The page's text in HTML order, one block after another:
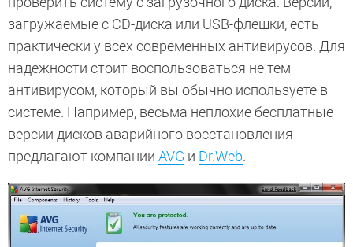
загружаемые с CD-диска или USB-флешки, есть
практически у всех современных антивирусов. Для
надежности стоит воспользоваться не тем
антивирусом, который вы обычно используете в
системе. Например, весьма неплохие бесплатные
версии дисков аварийного восстановления
предлагают компании AVG и Dr.Web.